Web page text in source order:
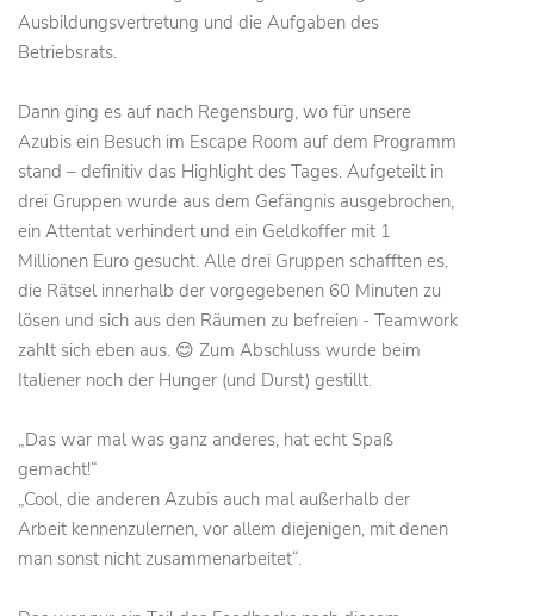
Ausbildungsvertretung und die Aufgaben des
Betriebsrats.
Dann ging es auf nach Regensburg, wo für unsere
Azubis ein Besuch im Escape Room auf dem Programm
stand – definitiv das Highlight des Tages. Aufgeteilt in
drei Gruppen wurde aus dem Gefängnis ausgebrochen,
ein Attentat verhindert und ein Geldkoffer mit 1
Millionen Euro gesucht. Alle drei Gruppen schafften es,
die Rätsel innerhalb der vorgegebenen 60 Minuten zu
lösen und sich aus den Räumen zu befreien - Teamwork
zahlt sich eben aus. 😊 Zum Abschluss wurde beim
Italiener noch der Hunger (und Durst) gestillt.
„Das war mal was ganz anderes, hat echt Spaß
gemacht!“
„Cool, die anderen Azubis auch mal außerhalb der
Arbeit kennenzulernen, vor allem diejenigen, mit denen
man sonst nicht zusammenarbeitet“.